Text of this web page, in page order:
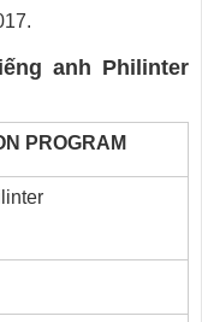
anh Philinter
PROGRAM